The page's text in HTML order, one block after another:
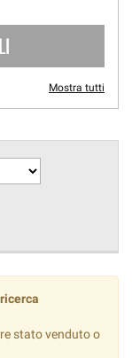
Mostra tutti
stato venduto o